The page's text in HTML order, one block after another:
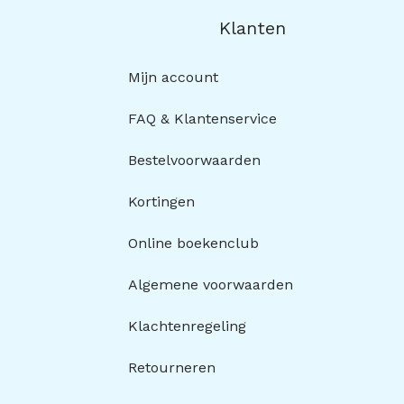
Klanten
Mijn account
FAQ & Klantenservice
Bestelvoorwaarden
Kortingen
Online boekenclub
Algemene voorwaarden
Klachtenregeling
Retourneren